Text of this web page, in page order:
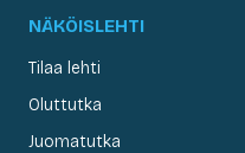
NÄKÖISLEHTI
Tilaa lehti
Oluttutka
Juomatutka